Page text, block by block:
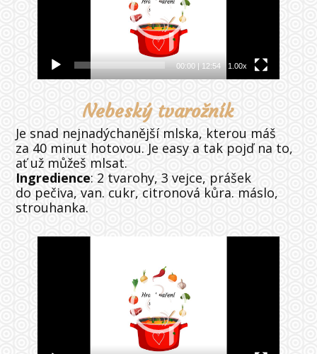
00:00 12:54 1.00x
Nebeský tvarožník
Je snad nejnadýchanější mlska, kterou máš
za 40 minut hotovou. Je easy a tak pojď na to,
ať už můžeš mlsat.
Ingredience: 2 tvarohy, 3 vejce, prášek
do pečiva, van. cukr, citronová kůra. máslo,
strouhanka.